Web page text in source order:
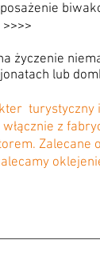
>>>>
życzenie
lub
turystyczny
z
Zalecane